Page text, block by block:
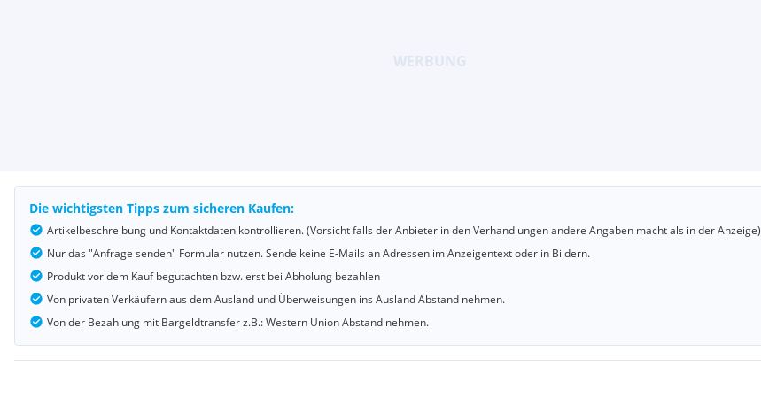
Die wichtigsten Tipps zum sicheren Kaufen:
Artikelbeschreibung und Kontaktdaten kontrollieren. (Vorsicht falls der Anbieter in den Verhandlungen andere Angaben macht als in der Anzeige)
Nur das "Anfrage senden" Formular nutzen. Sende keine E-Mails an Adressen im Anzeigentext oder in Bildern.
Produkt vor dem Kauf begutachten bzw. erst bei Abholung bezahlen
Von privaten Verkäufern aus dem Ausland und Überweisungen ins Ausland Abstand nehmen.
Von der Bezahlung mit Bargeldtransfer z.B.: Western Union Abstand nehmen.